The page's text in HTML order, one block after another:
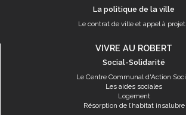
La politique de la ville
Le contrat de ville et appel à
VIVRE AU ROBERT
Social-Solidarité
Le Centre Communal d'Action
Les aides sociales
Logement
Résorption de l’habitat insalubre